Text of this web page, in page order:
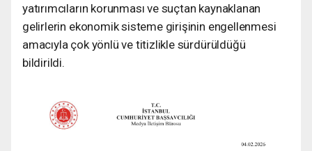
yatırımcıların korunması ve suçtan kaynaklanan
gelirlerin ekonomik sisteme girişinin engellenmesi
amacıyla çok yönlü ve titizlikle sürdürüldüğü
bildirildi.